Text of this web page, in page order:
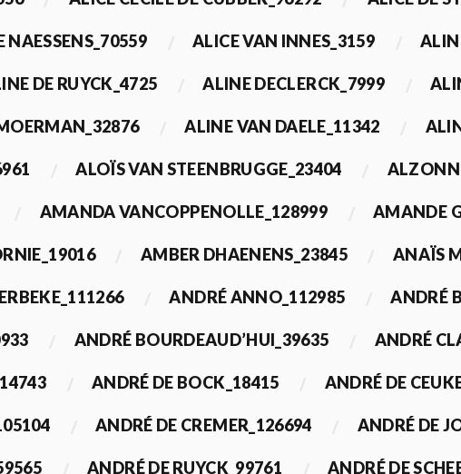
NAESSENS_70559 ALICE VAN INNES_3159
DE RUYCK_4725 ALINE DECLERCK_7999
ALINE VAN DAELE_11342
ALOÏS VAN STEENBRUGGE_23404
AMANDA VANCOPPENOLLE_128999 AMANDE
AMBER DHAENENS_23845 ANAÏS
ANDRÉ ANNO_112985 ANDRÉ
ANDRÉ BOURDEAUD’HUI_39635 ANDRÉ
ANDRÉ DE BOCK_18415 ANDRÉ DE
ANDRÉ DE CREMER_126694 ANDRÉ DE
ANDRÉ DE RUYCK_99761 ANDRÉ DE